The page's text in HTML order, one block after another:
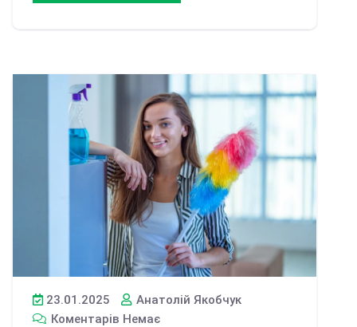
23.01.2025
Анатолій Якобчук
Коментарів Немає